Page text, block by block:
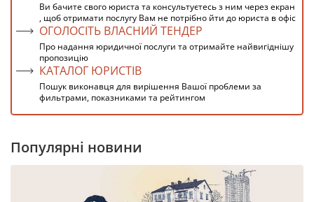
Ви бачите свого юриста та консультуєтесь з ним через екран
, щоб отримати послугу Вам не потрібно йти до юриста в офіс
ОГОЛОСІТЬ ВЛАСНИЙ ТЕНДЕР
Про надання юридичної послуги та отримайте найвигіднішу
пропозицію
КАТАЛОГ ЮРИСТІВ
Пошук виконавця для вирішення Вашої проблеми за
фильтрами, показниками та рейтингом
Популярні новини